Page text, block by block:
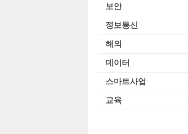
보안
정보통신
해외
데이터
스마트사업
교육